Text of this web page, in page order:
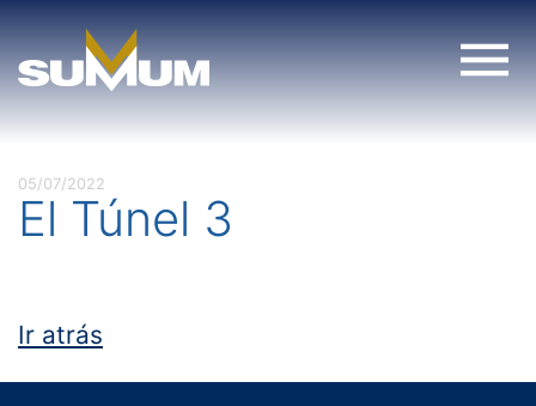
content
05/07/2022
El Túnel 3
Ir atrás